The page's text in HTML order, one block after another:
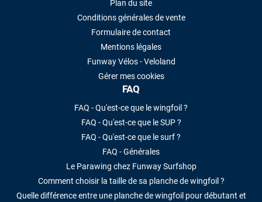
Plan du site
Conditions générales de vente
Formulaire de contact
Mentions légales
Funway Vélos - Veloland
Gérer mes cookies
FAQ
FAQ - Qu'est-ce que le wingfoil ?
FAQ - Qu'est-ce que le SUP ?
FAQ - Qu'est-ce que le surf ?
FAQ - Générales
Le Parawing chez Funway Surfshop
Comment choisir la taille de sa planche de wingfoil ?
Quelle différence entre une planche de wingfoil pour débutant et